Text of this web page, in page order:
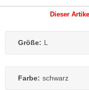
Dieser
Größe: L
Farbe: schwarz